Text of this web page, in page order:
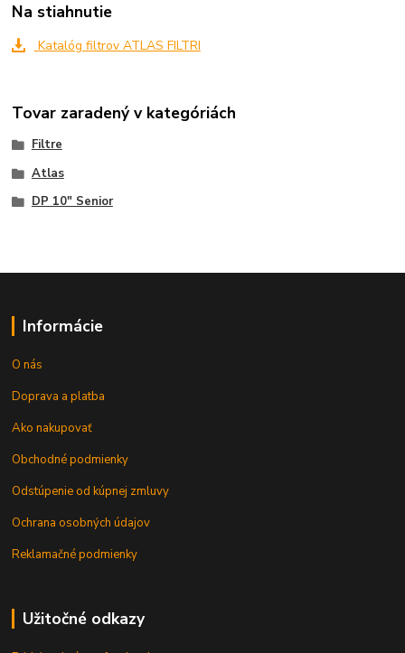
Na stiahnutie
Katalóg filtrov ATLAS FILTRI
Tovar zaradený v kategóriách
Filtre
Atlas
DP 10" Senior
Informácie
O nás
Doprava a platba
Ako nakupovať
Obchodné podmienky
Odstúpenie od kúpnej zmluvy
Ochrana osobných údajov
Reklamačné podmienky
Užitočné odkazy